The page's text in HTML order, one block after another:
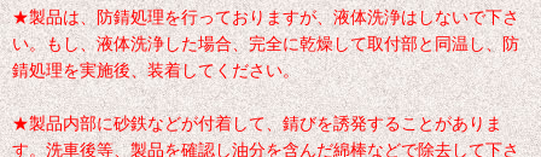
★製品は、防錆処理を行っておりますが、液体洗浄はしないで下さ
い。もし、液体洗浄した場合、完全に乾燥して取付部と同温し、防
錆処理を実施後、装着してください。
★製品内部に砂鉄などが付着して、錆びを誘発することがありま
す。洗車後等、製品を確認し油分を含んだ綿棒などで除去して下さ